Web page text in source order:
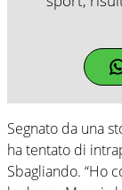
Segnato da una
ha tentato di
Sbagliando. “Ho